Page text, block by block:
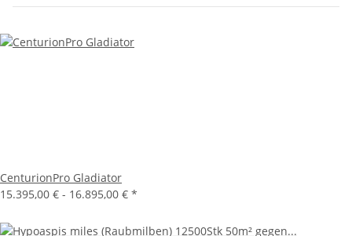
CenturionPro Gladiator
15.395,00 € - 16.895,00 € *